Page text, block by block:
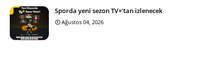
Sporda yeni sezon TV+’tan izlenecek
Ağustos 04, 2026